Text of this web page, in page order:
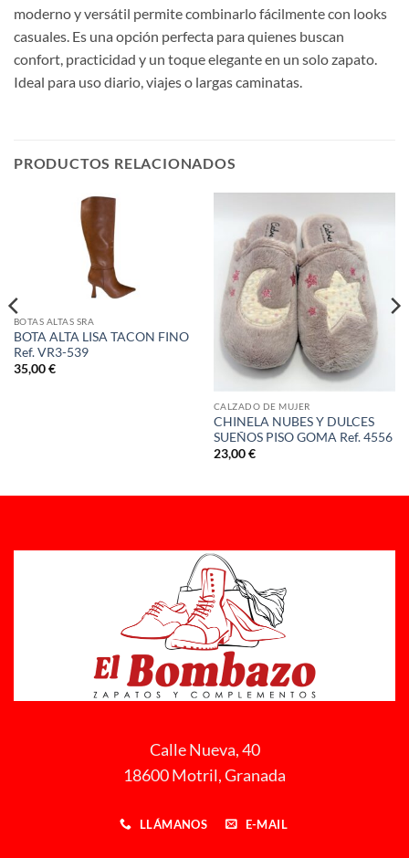
moderno y versátil permite combinarlo fácilmente con looks
casuales. Es una opción perfecta para quienes buscan
confort, practicidad y un toque elegante en un solo zapato.
Ideal para uso diario, viajes o largas caminatas.
PRODUCTOS RELACIONADOS
BOTAS ALTAS SRA
BOTA ALTA LISA TACON FINO
Ref. VR3-539
35,00€
CALZADO DE MUJER
CHINELA NUBES Y DULCES
SUEÑOS PISO GOMA Ref. 4556
23,00€
Calle Nueva, 40
18600 Motril, Granada
LLÁMANOS E-MAIL